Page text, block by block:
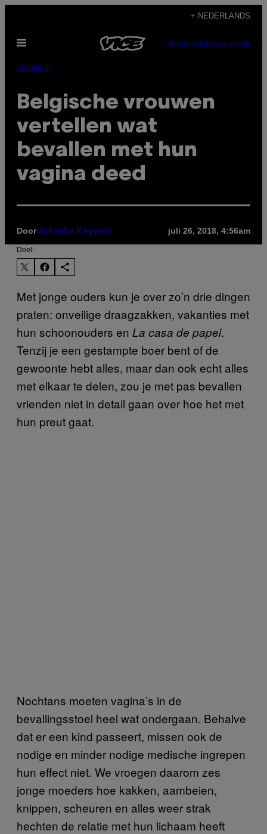
de
inhoud
+ NEDERLANDS
Open
SUBSCRIBENEWSLETTER
Identiteit
Belgische vrouwen
vertellen wat
bevallen met hun
vagina deed
Door Arkasha Keysers juli 26, 2018, 4:56am
Deel:
Met jonge ouders kun je over zo’n drie dingen
praten: onveilige draagzakken, vakanties met
hun schoonouders en La casa de papel.
Tenzij je een gestampte boer bent of de
gewoonte hebt alles, maar dan ook echt alles
met elkaar te delen, zou je met pas bevallen
vrienden niet in detail gaan over hoe het met
hun preut gaat.
Nochtans moeten vagina’s in de
bevallingsstoel heel wat ondergaan. Behalve
dat er een kind passeert, missen ook de
nodige en minder nodige medische ingrepen
hun effect niet. We vroegen daarom zes
jonge moeders hoe kakken, aambeien,
knippen, scheuren en alles weer strak
hechten de relatie met hun lichaam heeft